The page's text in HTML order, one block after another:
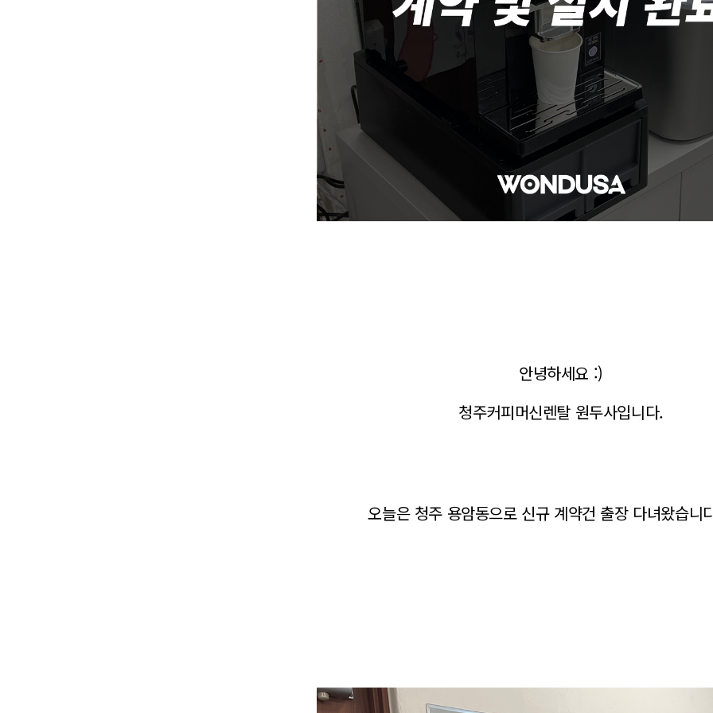
안녕하세요 :)
청주커피머신렌탈 원두사입니다.
오늘은 청주 용암동으로 신규 계약건 출장 다녀왔습니